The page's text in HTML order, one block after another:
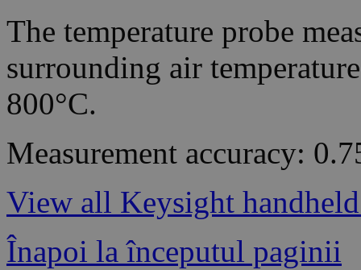
The temperature probe
surrounding air
800°C.
Measurement accuracy:
View all Keysight
Înapoi la începutul paginii